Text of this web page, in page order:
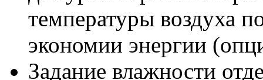
температуры воздуха
экономии энергии
Задание влажности